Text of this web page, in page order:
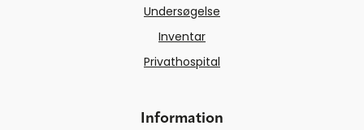
Undersøgelse
Inventar
Privathospital
Information